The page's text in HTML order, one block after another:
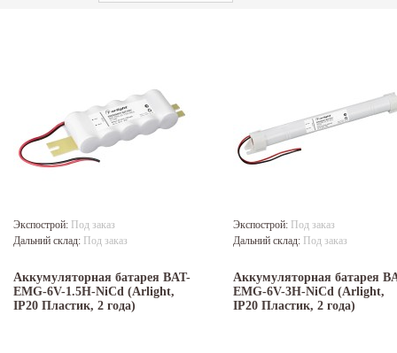
Экспострой: Под заказ
Дальний склад: Под заказ
Аккумуляторная батарея BAT-
EMG-6V-1.5H-NiCd (Arlight,
IP20 Пластик, 2 года)
Экспострой: Под заказ
Дальний склад: Под заказ
Аккумуляторная батарея
EMG-6V-3H-NiCd (Arlight,
IP20 Пластик, 2 года)